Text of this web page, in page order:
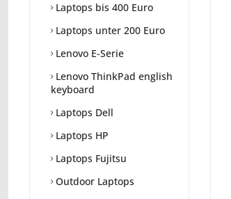
Laptops bis 400 Euro
Laptops unter 200 Euro
Lenovo E-Serie
Lenovo ThinkPad english
keyboard
Laptops Dell
Laptops HP
Laptops Fujitsu
Outdoor Laptops